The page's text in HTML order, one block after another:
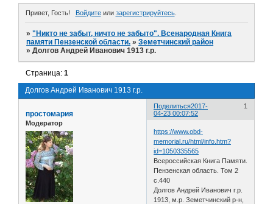
Привет, Гость! Войдитеили зарегистрируйтесь.
»"Никто не забыт, ничто не забыто". Всенародная Книга
памяти Пензенской области. »Земетчинский район
»Долгов Андрей Иванович 1913 г.р.
Долгов Андрей Иванович 1913 г.р.
Страница:1
Поделиться 1
2017-
04-23 00:07:52
простомария
Модератор
https://www.obd-
memorial.ru/html/info.htm?
id=1050335565
Всероссийская Книга Памяти.
Пензенская область. Том 2
с.440
Долгов Андрей Иванович г.р.
1913, м.р. Земетчинский р-н,